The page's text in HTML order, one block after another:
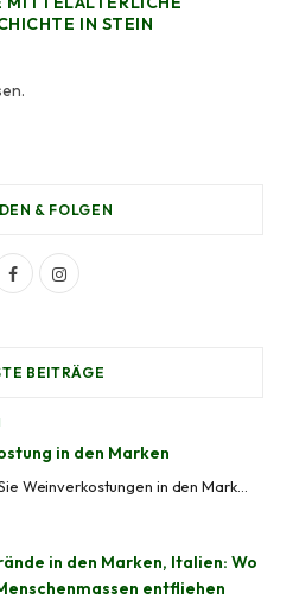
IN STEIN
& FOLGEN
F
k
I
a
m
BEITRÄGE
in den Marken
Entdecken Sie Weinverkostungen in den Marken mit geführten Weintouren, Besuchen von Weinbergen, Kellereierlebnissen und lokalen Weingütern in Ascoli Piceno, Fermo, Macerata, Ancona und Pesaro-Urbino.
in den Marken, Italien: Wo
entfliehen